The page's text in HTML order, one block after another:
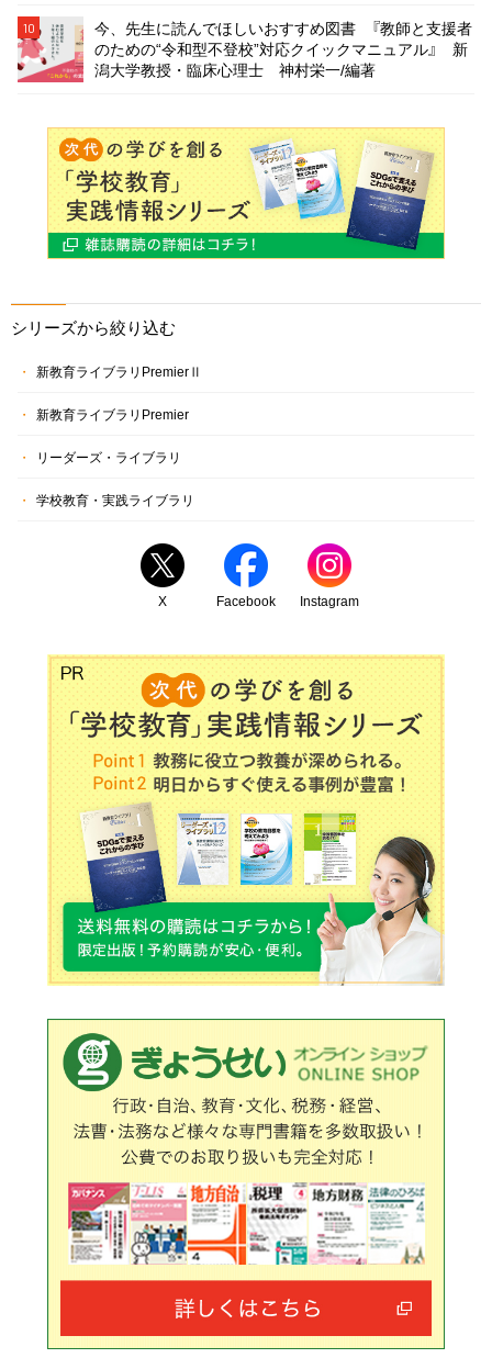
10
今、先生に読んでほしいおすすめ図書 『教師と支援者
のための“令和型不登校”対応クイックマニュアル』 新
潟大学教授・臨床心理士 神村栄一/編著
シリーズから絞り込む
新教育ライブラリPremierⅡ
新教育ライブラリPremier
リーダーズ・ライブラリ
学校教育・実践ライブラリ
X Facebook Instagram